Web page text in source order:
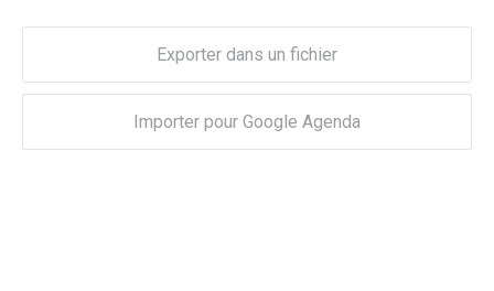
Exporter dans un fichier
Importer pour Google Agenda